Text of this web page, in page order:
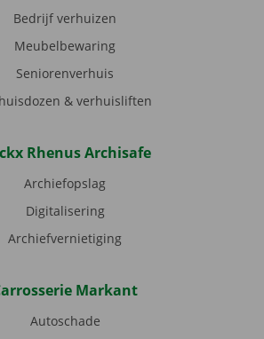
Bedrijf verhuizen
Meubelbewaring
Seniorenverhuis
& verhuisliften
Rhenus Archisafe
Archiefopslag
Digitalisering
Archiefvernietiging
Markant
Autoschade